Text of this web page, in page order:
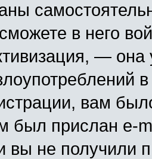
в него
—
вам
был прислан e-
вы не получили